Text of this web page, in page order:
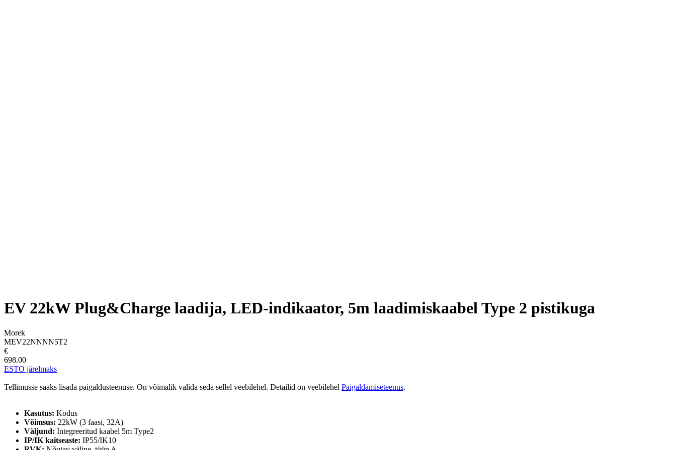
EV 22kW Plug&Charge laadija, LED-indikaator,​ 5m laadimiskaabel Type 2 pistikuga
Morek
MEV22NNNN5T2
€
698.00
ESTO järelmaks
Tellimusse saaks lisada paigaldusteenuse. On võimalik valida seda sellel veebilehel. Detailid on veebilehel Paigaldamiseteenus.
Kasutus: Kodus
Võimsus: 22kW (3 faasi, 32A)
Väljund: Integreeritud kaabel 5m Type2
IP/IK kaitseaste: IP55/IK10